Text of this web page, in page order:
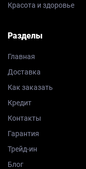
Красота и здоровье
Разделы
Главная
Доставка
Как заказать
Кредит
Контакты
Гарантия
Трейд-ин
Блог